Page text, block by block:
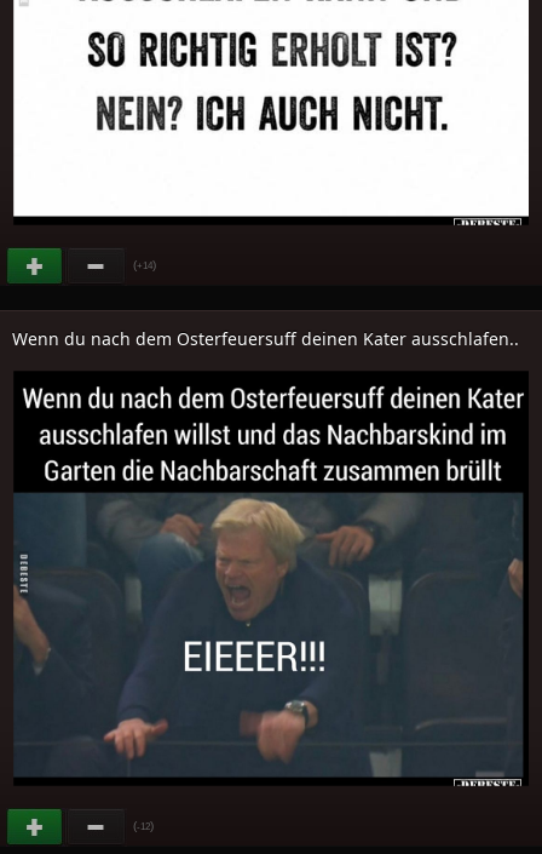
(+14)
Wenn du nach dem Osterfeuersuff deinen Kater ausschlafen..
(-12)